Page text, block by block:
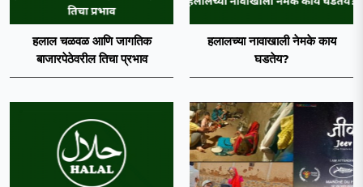
हलाल चळवळ आणि जागतिक
बाजारपेठेवरील तिचा प्रभाव
हलालच्या नावाखाली नेमके काय
घडतेय?